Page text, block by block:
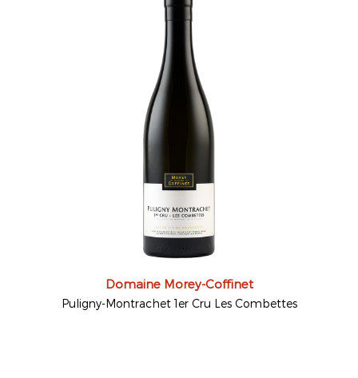
Domaine Morey-Coffinet
Puligny-Montrachet 1er Cru Les Combettes